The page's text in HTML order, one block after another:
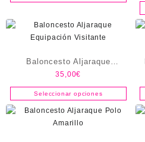
Baloncesto Aljaraque
Equipación Visitante
35,00€
Seleccionar opciones